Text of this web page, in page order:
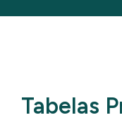
Tabelas